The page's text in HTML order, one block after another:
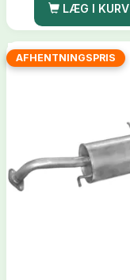
LÆG I KURV
AFHENTNINGSPRIS